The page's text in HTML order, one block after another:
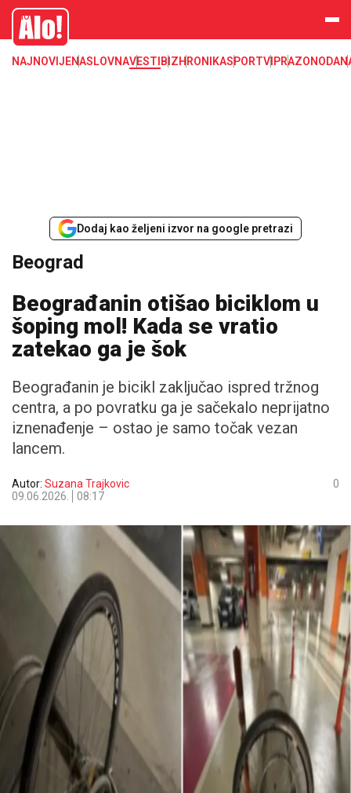
Beograd, politika, gradonacelnik, vesti, opstine
Alo
NAJNOVIJENASLOVNAVESTI BIZHRONIKASPORTVIPRAZONODA
Dodaj kao željeni izvor na google pretrazi
Beograd
Beograđanin otišao biciklom u
šoping mol! Kada se vratio
zatekao ga je šok
Beograđanin je bicikl zaključao ispred tržnog
centra, a po povratku ga je sačekalo neprijatno
iznenađenje – ostao je samo točak vezan
lancem.
Autor: Suzana Trajkovic
09.06.2026.
08:17
0